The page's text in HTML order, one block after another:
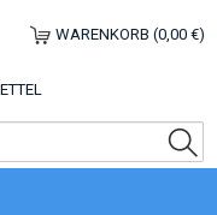
WARENKORB (0,00 €)